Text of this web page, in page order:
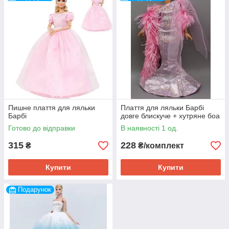
Пишне плаття для ляльки
Барбі
Готово до відправки
315 ₴
Купити
Плаття для ляльки Барбі
довге блискуче + хутряне боа
В наявності 1 од.
228 ₴/комплект
Купити
Подарунок